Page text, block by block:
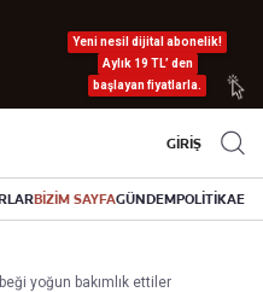
Yeni nesil dijital abonelik!
Aylık 19 TL’ den
başlayan fiyatlarla.
GİRİŞ
BİZİM SAYFAGÜNDEMPOLİTİKA
yoğun bakımlık ettiler